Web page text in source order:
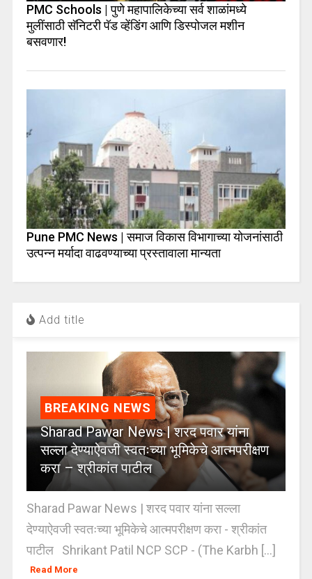
PMC Schools | पुणे महापालिकेच्या सर्व शाळांमध्ये
मुलींसाठी सॅनिटरी पॅड व्हेंडिंग आणि डिस्पोजल मशीन
बसवणार!
Pune PMC News | समाज विकास विभागाच्या योजनांसाठी
उत्पन्न मर्यादा वाढवण्याच्या प्रस्तावाला मान्यता
Add title
BREAKING NEWS
Sharad Pawar News | शरद पवार यांना
सल्ला देण्याऐवजी स्वतःच्या भूमिकेचे आत्मपरीक्षण
करा – श्रीकांत पाटील
Sharad Pawar News | शरद पवार यांना सल्ला
देण्याऐवजी स्वतःच्या भूमिकेचे आत्मपरीक्षण करा - श्रीकांत
पाटील Shrikant Patil NCP SCP - (The Karbh [...]
Read More